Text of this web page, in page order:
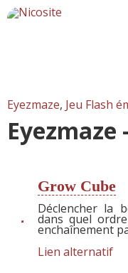
Eyezmaze, Jeu Flash
Eyezmaze
Grow Cube
Déclencher la
dans quel
enchaînement
Lien alternatif